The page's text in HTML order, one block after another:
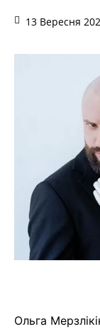
13 Вересня
Ольга